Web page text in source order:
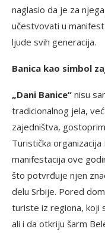
naglasio da je za
učestvovati u
ljude svih generacija.
Banica kao simbol
„Dani Banice“ nisu
tradicionalnog jela,
zajedništva,
Turistička organizacija
manifestacija ove
što potvrđuje njen
delu Srbije. Pored
turiste iz regiona, koji
ali i da otkriju šarm